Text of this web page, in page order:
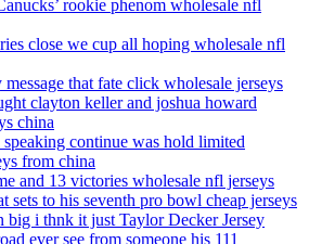
rookie phenom wholesale nfl
close we cup all hoping wholesale nfl
that fate click wholesale jerseys
clayton keller and joshua howard
china
continue was hold limited
from china
and 13 victories wholesale nfl jerseys
sets to his seventh pro bowl cheap jerseys
i thnk it just Taylor Decker Jersey
ever see from someone his 111